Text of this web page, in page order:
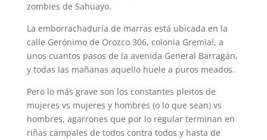
zombies de Sahuayo.
La emborrachaduría de marras está ubicada en la
calle Gerónimo de Orozco 306, colonia Gremial, a
unos cuantos pasos de la avenida General Barragán,
y todas las mañanas aquello huele a puros meados.
Pero lo más grave son los constantes pleitos de
mujeres vs mujeres y hombres (o lo que sean) vs
hombres, agarrones que por lo regular terminan en
riñas campales de todos contra todos y hasta de